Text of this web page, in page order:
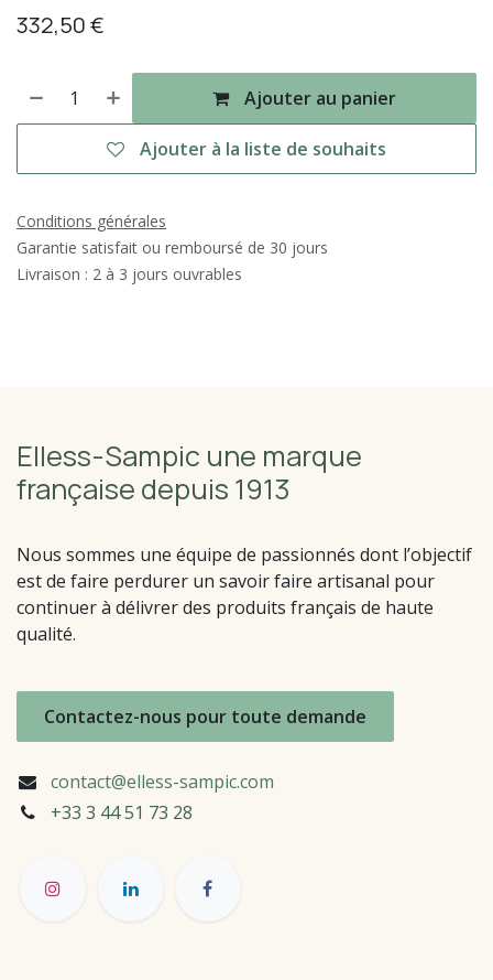
332,50€
Ajouter au panier
Ajouter à la liste de souhaits
Conditions générales
Garantie satisfait ou remboursé de 30 jours
Livraison : 2 à 3 jours ouvrables
Elless-Sampic une marque
française depuis 1913
Nous sommes une équipe de passionnés dont l’objectif
est de faire perdurer un savoir faire artisanal pour
continuer à délivrer des produits français de haute
qualité.
Contactez-nous pour toute demande
contact@elless-sampic.com
+33 3 44 51 73 28